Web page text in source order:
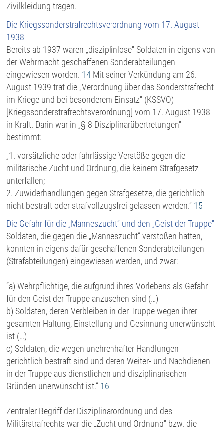
Zivilkleidung tragen.
Die Kriegssonderstrafrechtsverordnung vom 17. August
1938
Bereits ab 1937 waren „disziplinlose“ Soldaten in eigens von
der Wehrmacht geschaffenen Sonderabteilungen
eingewiesen worden. 14 Mit seiner Verkündung am 26.
August 1939 trat die „Verordnung über das Sonderstrafrecht
im Kriege und bei besonderem Einsatz“ (KSSVO)
[Kriegssonderstrafrechtsverordnung] vom 17. August 1938
in Kraft. Darin war in „§ 8 Disziplinarübertretungen“
bestimmt:
„1. vorsätzliche oder fahrlässige Verstöße gegen die
militärische Zucht und Ordnung, die keinem Strafgesetz
unterfallen;
2. Zuwiderhandlungen gegen Strafgesetze, die gerichtlich
nicht bestraft oder strafvollzugsfrei gelassen werden.“ 15
Die Gefahr für die „Manneszucht“ und den „Geist der Truppe“
Soldaten, die gegen die „Manneszucht“ verstoßen hatten,
konnten in eigens dafür geschaffenen Sonderabteilungen
(Strafabteilungen) eingewiesen werden, und zwar:
“a) Wehrpflichtige, die aufgrund ihres Vorlebens als Gefahr
für den Geist der Truppe anzusehen sind (…)
b) Soldaten, deren Verbleiben in der Truppe wegen ihrer
gesamten Haltung, Einstellung und Gesinnung unerwünscht
ist (…)
c) Soldaten, die wegen unehrenhafter Handlungen
gerichtlich bestraft sind und deren Weiter- und Nachdienen
in der Truppe aus dienstlichen und disziplinarischen
Gründen unerwünscht ist.“ 16
Zentraler Begriff der Disziplinarordnung und des
Militärstrafrechts war die „Zucht und Ordnung“ bzw. die